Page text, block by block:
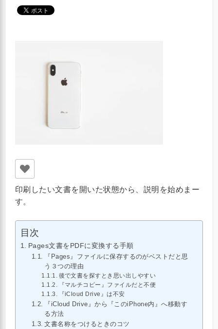
印刷したい文書を開いた状態から、説明を始めまー
す。
目次
Pages文書をPDFに変換する手順
『Pages』ファイルに保存するのがベストだと思
う３つの理由
後で文書を探すとき思い出しやすい
『マルチコピー』ファイルだと不便
『iCloud Drive』は不安
『iCloud Drive』から『このiPhone内』へ移動す
る方法
文書名称をつけるときのコツ